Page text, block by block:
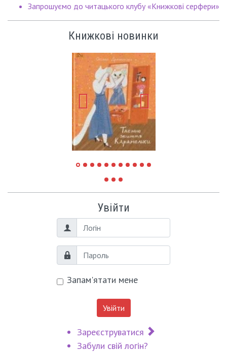
Запрошуємо до читацького клубу «Книжкові серфери»
Книжкові новинки
Увійти
Логін
Пароль
Запам'ятати мене
Увійти
Зареєструватися
Забули свій логін?